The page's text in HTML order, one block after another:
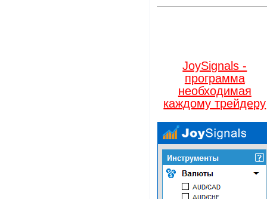
JoySignals -
программа
необходимая
каждому трейдеру